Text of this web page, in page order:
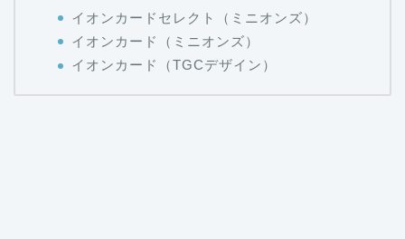
イオンカードセレクト（ミニオンズ）
イオンカード（ミニオンズ）
イオンカード（TGCデザイン）